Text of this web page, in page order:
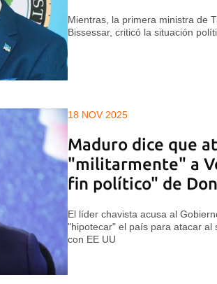
Mientras, la primera ministra de
Bissessar, criticó la situación
18 NOV 2025
Maduro dice que
"militarmente" a
fin político" de
El líder chavista acusa al
"hipotecar" el país para atacar al
con EE UU